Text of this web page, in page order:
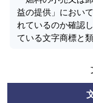
益の提供」におい
れているのか確認
ている文字商標と